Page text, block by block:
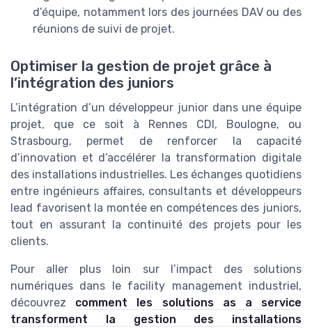
d’équipe, notamment lors des journées DAV ou des
réunions de suivi de projet.
Optimiser la gestion de projet grâce à
l’intégration des juniors
L’intégration d’un développeur junior dans une équipe
projet, que ce soit à Rennes CDI, Boulogne, ou
Strasbourg, permet de renforcer la capacité
d’innovation et d’accélérer la transformation digitale
des installations industrielles. Les échanges quotidiens
entre ingénieurs affaires, consultants et développeurs
lead favorisent la montée en compétences des juniors,
tout en assurant la continuité des projets pour les
clients.
Pour aller plus loin sur l’impact des solutions
numériques dans le facility management industriel,
découvrez comment les solutions as a service
transforment la gestion des installations